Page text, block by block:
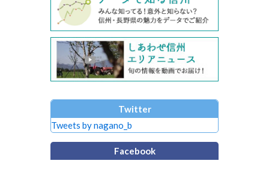
Twitter
Tweets by nagano_b
Facebook